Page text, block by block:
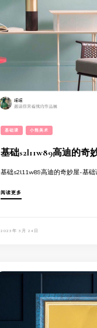
基础课 小熊美术
基础s2l11w89高迪的奇
基础s2l11w89高迪的奇妙屋-基础
阅读更多
2023年 3月 24日